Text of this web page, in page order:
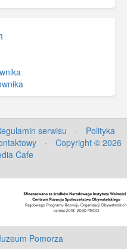
serwisu ·
Polityka
·
Copyright © 2026
Cafe
Pomorza